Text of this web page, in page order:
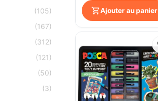
(105)
(167)
(312)
(121)
(50)
(3)
Ajouter au panier